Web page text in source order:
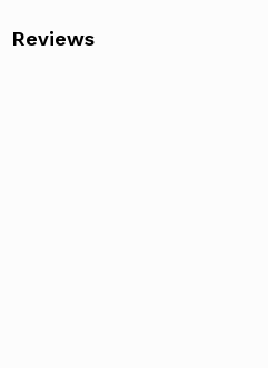
Reviews